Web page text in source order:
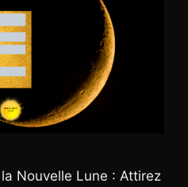
Nouvelle Lune : Attirez